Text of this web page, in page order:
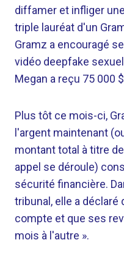
diffamer et infliger
triple lauréat d'un
Gramz a encouragé
vidéo deepfake
Megan a reçu 75 000
Plus tôt ce mois-ci,
l'argent maintenant
montant total à titre
appel se déroule)
sécurité financière.
tribunal, elle a déclaré
compte et que ses
mois à l'autre ».